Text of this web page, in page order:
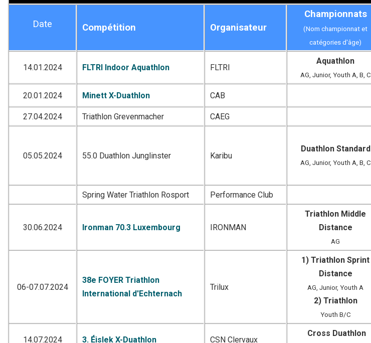
Date Compétition Organisateur
Championnats
(Nom championnat et
catégories d'âge)
14.01.2024 FLTRI Indoor Aquathlon FLTRI
Aquathlon
AG, Junior, Youth A, B, C
20.01.2024 Minett X-Duathlon CAB
27.04.2024 Triathlon Grevenmacher CAEG
05.05.2024 55.0 Duathlon Junglinster Karibu
Duathlon Standard
AG, Junior, Youth A, B, C
Spring Water Triathlon Rosport Performance Club
30.06.2024 Ironman 70.3 Luxembourg IRONMAN
Triathlon Middle
Distance
AG
06-07.07.2024
38e FOYER Triathlon
International d'Echternach
Trilux
1) Triathlon Sprint
Distance
AG, Junior, Youth A
2) Triathlon
Youth B/C
14.07.2024 3. Éislek X-Duathlon CSN Clervaux
Cross Duathlon